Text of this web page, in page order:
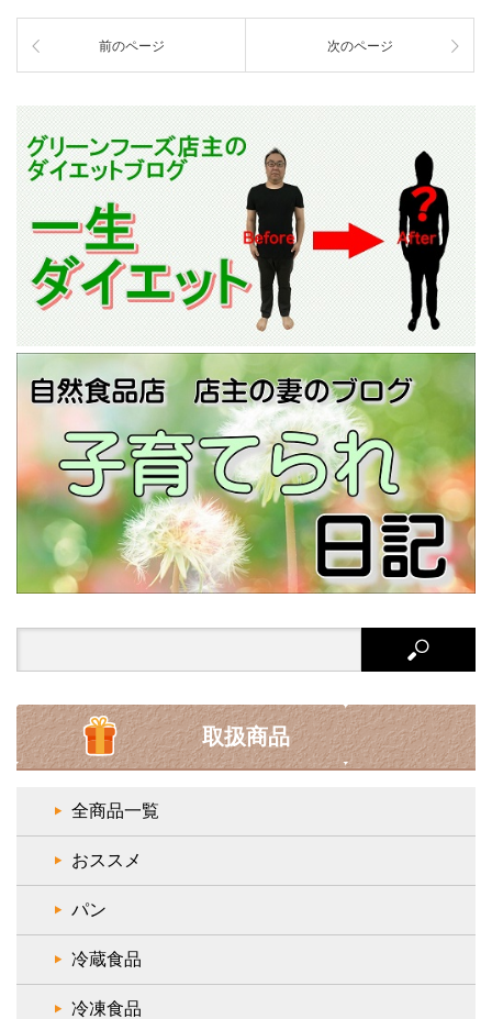
前のページ 次のページ
取扱商品
全商品一覧
おススメ
パン
冷蔵食品
冷凍食品